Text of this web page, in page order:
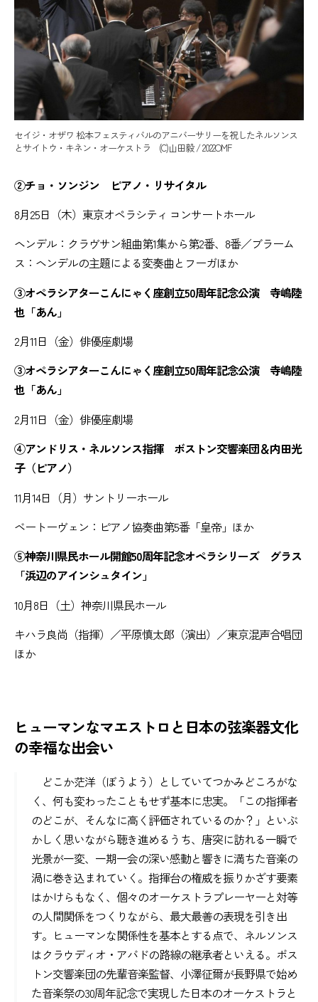
セイジ・オザワ 松本フェスティバルのアニバーサリーを祝したネルソンス
とサイトウ・キネン・オーケストラ (C)山田毅 / 2022OMF
②チョ・ソンジン ピアノ・リサイタル
8月25日（木）東京オペラシティ コンサートホール
ヘンデル：クラヴサン組曲第1集から第2番、8番／ブラーム
ス：ヘンデルの主題による変奏曲とフーガほか
③オペラシアターこんにゃく座創立50周年記念公演 寺嶋陸
也「あん」
2月11日（金）俳優座劇場
③オペラシアターこんにゃく座創立50周年記念公演 寺嶋陸
也「あん」
2月11日（金）俳優座劇場
④アンドリス・ネルソンス指揮 ボストン交響楽団＆内田光
子（ピアノ）
11月14日（月）サントリーホール
ベートーヴェン：ピアノ協奏曲第5番「皇帝」ほか
⑤神奈川県民ホール開館50周年記念オペラシリーズ グラス
「浜辺のアインシュタイン」
10月8日（土）神奈川県民ホール
キハラ良尚（指揮）／平原慎太郎（演出）／東京混声合唱団
ほか
ヒューマンなマエストロと日本の弦楽器文化
の幸福な出会い
どこか茫洋（ぼうよう）としていてつかみどころがな
く、何も変わったこともせず基本に忠実。「この指揮者
のどこが、そんなに高く評価されているのか？」といぶ
かしく思いながら聴き進めるうち、唐突に訪れる一瞬で
光景が一変、一期一会の深い感動と響きに満ちた音楽の
渦に巻き込まれていく。指揮台の権威を振りかざす要素
はかけらもなく、個々のオーケストラプレーヤーと対等
の人間関係をつくりながら、最大最善の表現を引き出
す。ヒューマンな関係性を基本とする点で、ネルソンス
はクラウディオ・アバドの路線の継承者といえる。ボス
トン交響楽団の先輩音楽監督、小澤征爾が長野県で始め
た音楽祭の30周年記念で実現した日本のオーケストラと